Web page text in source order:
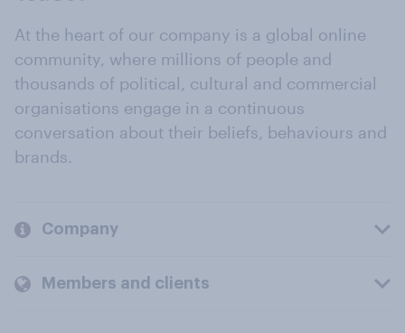
At the heart of our company is a global online
community, where millions of people and
thousands of political, cultural and commercial
organisations engage in a continuous
conversation about their beliefs, behaviours and
brands.
Company
Members and clients